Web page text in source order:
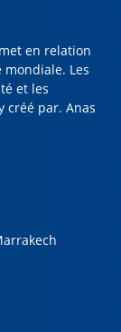
en relation
Les
et les
créé par. Anas